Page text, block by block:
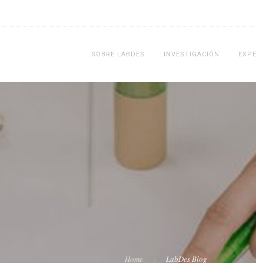
SOBRE LABDES INVESTIGACIÓN
Home LabDes Blog